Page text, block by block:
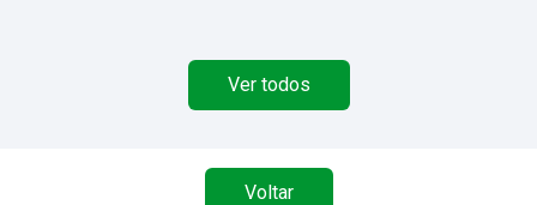
Ver todos
Voltar